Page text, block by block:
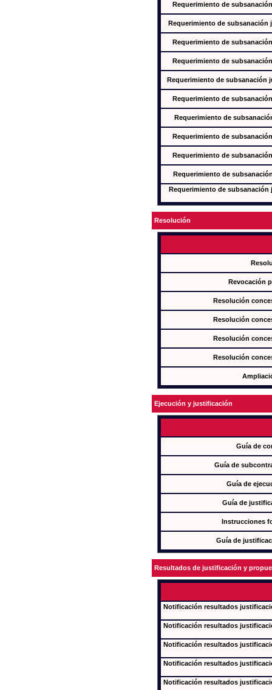
Requerimiento de
Requerimiento de subsanación
Requerimiento de
Requerimiento de
Requerimiento de subsanación
Requerimiento de
Requerimiento de
Requerimiento de
Requerimiento de
Requerimiento de
Requerimiento de
Resolución
Revocación
Resolución
Resolución
Resolución
Resolución
Ejecución y justificación
Guía de
Guía de
Guía de
Guía de
Instrucciones
Guía de
Resultados de justificación y
Notificación resultados
Notificación resultados
Notificación resultados
Notificación resultados
Notificación resultados